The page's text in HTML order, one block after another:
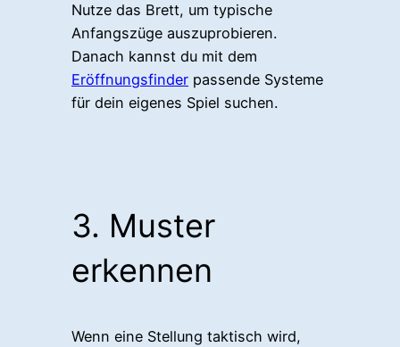
Nutze das Brett, um typische
Anfangszüge auszuprobieren.
Danach kannst du mit dem
Eröffnungsfinder passende Systeme
für dein eigenes Spiel suchen.
3. Muster
erkennen
Wenn eine Stellung taktisch wird,